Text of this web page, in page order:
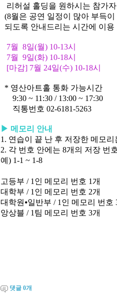
리허설 홀딩을 원하시는 참가
(8월은 공연 일정이 많아 부득
되도록 안내드리는 시간에 이용
7월 8일(월) 10-13시
7월 9일(화) 10-18시
[마감] 7월 24일(수) 10-18시
* 영산아트홀 통화 가능시간
9:30 ~ 11:30 / 13:00 ~ 17:30
직통번호 02-6181-5263
▶ 메모리 안내
1. 연습이 끝 난 후 저장한 메모
2. 각 번호 안에는 8개의 저장 번
예 ) 1-1 ~ 1-8
고등부 / 1 인 메모리 번호 1개
대학부 / 1 인 메모리 번호 2개
대학원 ⦁일반부 / 1 인 메모리 번호
앙상블 / 1 팀 메모리 번호 3개
댓글 0개